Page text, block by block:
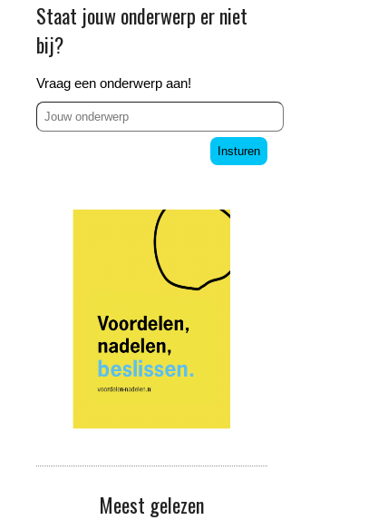
Staat jouw onderwerp er niet
bij?
Vraag een onderwerp aan!
Insturen
Meest gelezen